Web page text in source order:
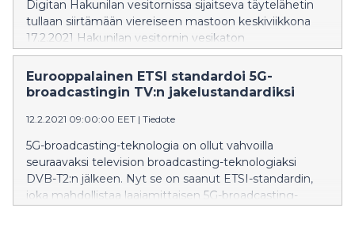
Digitan Hakunilan vesitornissa sijaitseva täytelähetin
tullaan siirtämään viereiseen mastoon keskiviikkona
17.2.2021 Hakunilan vesitornin vesikaton
kunnostustyön ajaksi. Vesitornin kunnostustyö tullaan
suorittamaan vuoden 2021 loppuun mennessä.
Täytelähettimen siirrosta aiheutuu katkos tv-
kotitalouksille. Katkoksen arvioitu kesto on klo 9.30–
Eurooppalainen ETSI standardoi 5G-
broadcastingin TV:n jakelustandardiksi
12.2.2021 09:00:00 EET | Tiedote
5G-broadcasting-teknologia on ollut vahvoilla
seuraavaksi television broadcasting-teknologiaksi
DVB-T2:n jälkeen. Nyt se on saanut ETSI-standardin,
joka mahdollistaa laajamittaisen 5G-broadcasting-